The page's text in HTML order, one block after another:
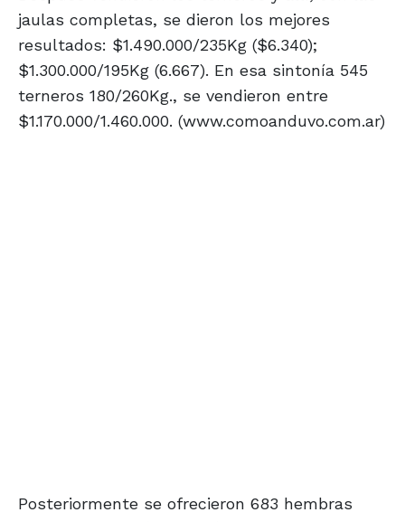
jaulas completas, se dieron los mejores
resultados: $1.490.000/235Kg ($6.340);
$1.300.000/195Kg (6.667). En esa sintonía 545
terneros 180/260Kg., se vendieron entre
$1.170.000/1.460.000. (www.comoanduvo.com.ar)
Posteriormente se ofrecieron 683 hembras